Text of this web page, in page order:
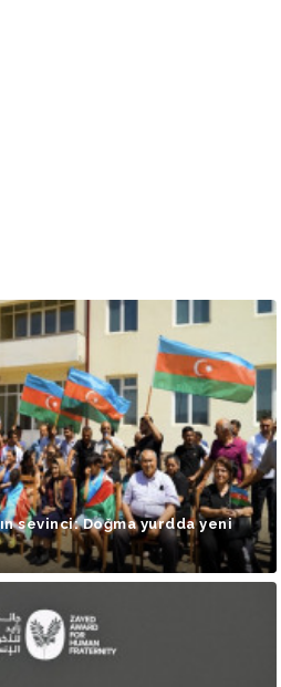
sevinci: Doğma yurdda yeni